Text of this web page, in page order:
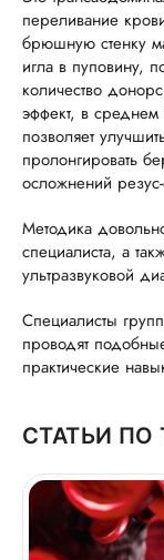
переливание
брюшную стенку
игла в пуповину,
количество
эффект, в
позволяет
пролонгировать
осложнений
Методика
специалиста, а
ультразвуковой
Специалисты
проводят
практические
СТАТЬИ ПО